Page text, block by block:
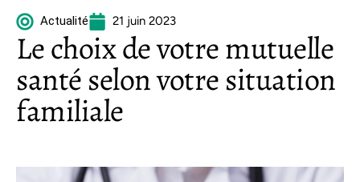
Actualité 21 juin 2023
Le choix de votre mutuelle
santé selon votre situation
familiale